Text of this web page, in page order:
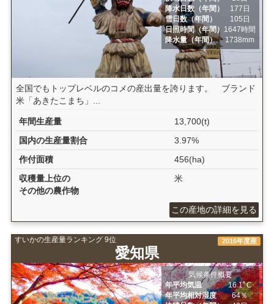
降水日数（年間）
177日
雪日数（年間）
105日
日照時間（年間） 1647時間
降水量（年間）
1738mm
全国でもトップレベルのコメの産出量を誇ります。 ブランド
米「あきたこまち」...
年間生産量
13,700(t)
国内の生産量割合
3.97%
作付面積
456(ha)
収穫量上位の
その他の農作物
米
この産地の詳細を見る
すいかの生産量ランキング 9位
愛知県
2016年度産
気候条件概要
年平均気温
16.1ﾟC
年平均相対湿度
64％